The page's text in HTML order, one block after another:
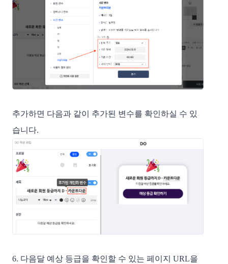
추가하면 다음과 같이 추가된 변수를 확인하실 수 있
습니다.
6. 다음달 예상 등급을 확인할 수 있는 페이지 URL을